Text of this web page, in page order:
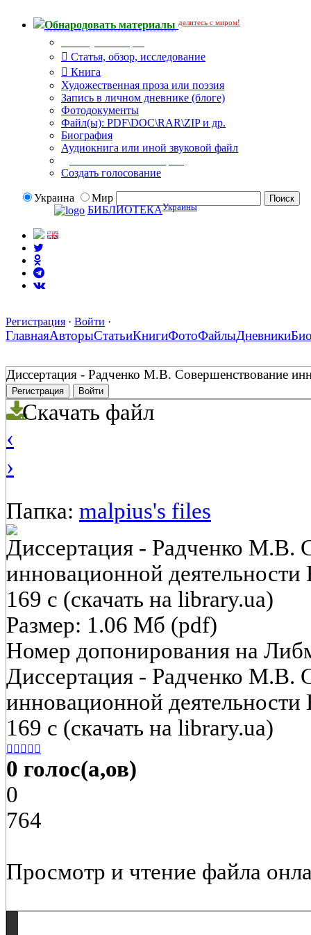
Обнародовать материалы делитесь с миром!
Статья, обзор, исследование
Книга
Художественная проза или поэзия
Запись в личном дневнике (блоге)
Фотодокументы
Файл(ы): PDF\DOC\RAR\ZIP и др.
Биография
Аудиокнига или иной звуковой файл
Создать голосование
Украина
Мир
БИБЛИОТЕКАУкраины
Регистрация · Войти ·
ГлавнаяАвторыСтатьиКнигиФотоФайлыДневники
Диссертация - Радченко М.В. Совершенствование
Регистрация Войти
Скачать файл
‹
›
Папка: malpius's files
Диссертация - Радченко М.В.
инновационной
169 с (скачать на library.ua)
Размер: 1.06 Мб (pdf)
Номер допонирования на
Диссертация - Радченко М.В.
инновационной
169 с (скачать на library.ua)
    
0 голос(а,ов)
0
764
Просмотр и чтение файла